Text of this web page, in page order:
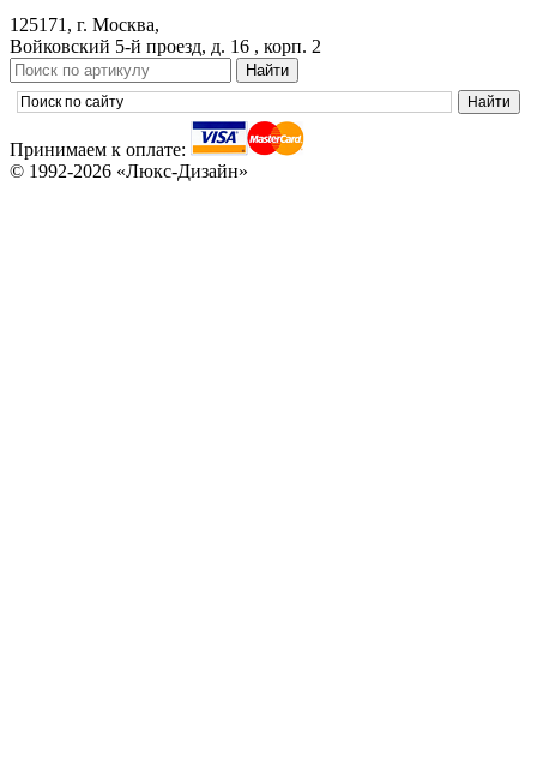
125171, г. Москва,
Войковский 5-й проезд, д. 16 , корп. 2
Принимаем к оплате:
© 1992-2026 «Люкс-Дизайн»